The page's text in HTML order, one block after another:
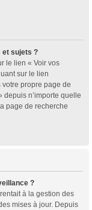
et sujets ?
le lien « Voir vos
sur le lien
propre page de
n’importe quelle
page de recherche
?
à la gestion des
mises à jour. Depuis